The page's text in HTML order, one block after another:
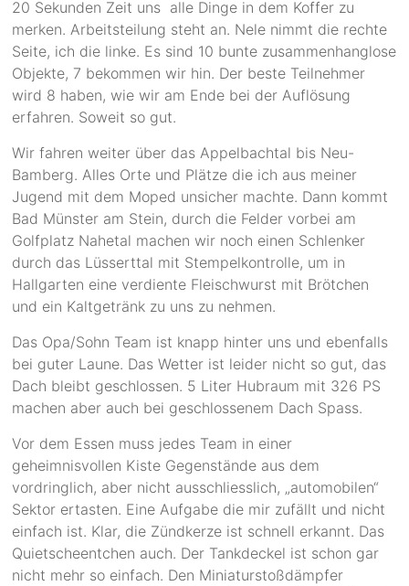
20 Sekunden Zeit uns alle Dinge in dem Koffer zu
merken. Arbeitsteilung steht an. Nele nimmt die rechte
Seite, ich die linke. Es sind 10 bunte zusammenhanglose
Objekte, 7 bekommen wir hin. Der beste Teilnehmer
wird 8 haben, wie wir am Ende bei der Auflösung
erfahren. Soweit so gut.
Wir fahren weiter über das Appelbachtal bis Neu-
Bamberg. Alles Orte und Plätze die ich aus meiner
Jugend mit dem Moped unsicher machte. Dann kommt
Bad Münster am Stein, durch die Felder vorbei am
Golfplatz Nahetal machen wir noch einen Schlenker
durch das Lüsserttal mit Stempelkontrolle, um in
Hallgarten eine verdiente Fleischwurst mit Brötchen
und ein Kaltgetränk zu uns zu nehmen.
Das Opa/Sohn Team ist knapp hinter uns und ebenfalls
bei guter Laune. Das Wetter ist leider nicht so gut, das
Dach bleibt geschlossen. 5 Liter Hubraum mit 326 PS
machen aber auch bei geschlossenem Dach Spass.
Vor dem Essen muss jedes Team in einer
geheimnisvollen Kiste Gegenstände aus dem
vordringlich, aber nicht ausschliesslich, „automobilen“
Sektor ertasten. Eine Aufgabe die mir zufällt und nicht
einfach ist. Klar, die Zündkerze ist schnell erkannt. Das
Quietscheentchen auch. Der Tankdeckel ist schon gar
nicht mehr so einfach. Den Miniaturstoßdämpfer